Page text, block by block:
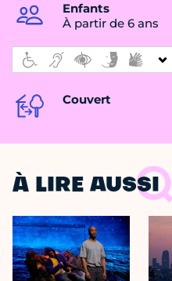
Enfants
À partir de 6 ans
Couvert
À LIRE AUSSI